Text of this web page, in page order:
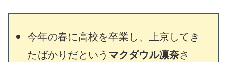
今年の春に高校を卒業し、上京してき
たばかりだという マクダウル凛奈さ